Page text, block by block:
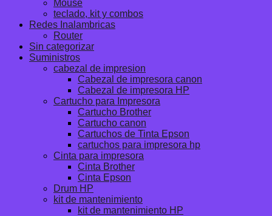
Mouse
teclado, kit y combos
Redes Inalambricas
Router
Sin categorizar
Suministros
cabezal de impresion
Cabezal de impresora canon
Cabezal de impresora HP
Cartucho para Impresora
Cartucho Brother
Cartucho canon
Cartuchos de Tinta Epson
cartuchos para impresora hp
Cinta para impresora
Cinta Brother
Cinta Epson
Drum HP
kit de mantenimiento
kit de mantenimiento HP